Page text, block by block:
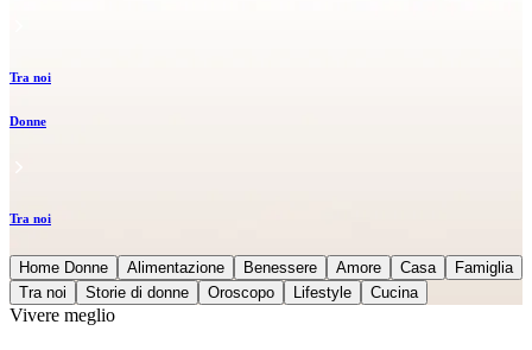
Tra noi
Donne
Tra noi
Home Donne Alimentazione Benessere Amore Casa
Famiglia
Tra noi
Storie di donne Oroscopo Lifestyle Cucina
Vivere meglio